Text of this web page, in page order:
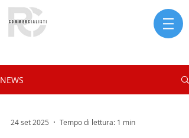
NEWS
24 set 2025 Tempo di lettura: 1 min